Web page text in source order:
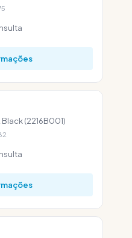
(2216B001)